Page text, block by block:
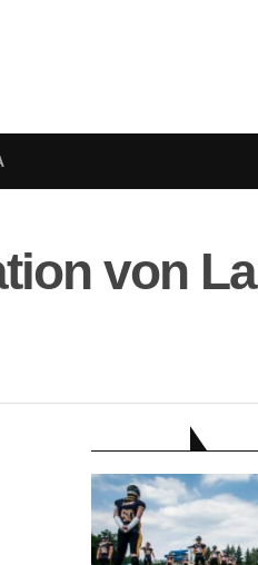
von